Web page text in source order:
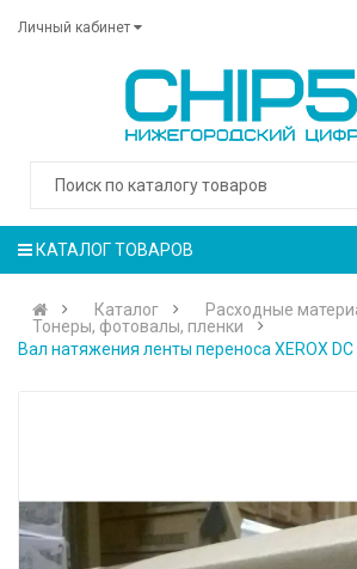
Личный кабинет
КАТАЛОГ ТОВАРОВ
Каталог
Расходные
Тонеры, фотовалы, пленки
Вал натяжения ленты переноса XEROX DC